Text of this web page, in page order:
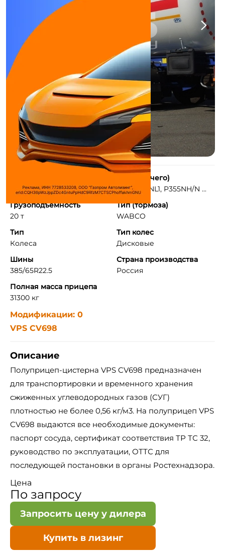
42 м³
Борт (из чего)
P460NH/NL1, P355NH/N ...
Грузоподъемность
20 т
Тип (тормоза)
WABCO
Тип
Колеса
Тип колес
Дисковые
Шины
385/65R22.5
Страна производства
Россия
Полная масса прицепа
31300 кг
Модификации: 0
VPS CV698
Описание
Полуприцеп-цистерна VPS CV698 предназначен
для транспортировки и временного хранения
сжиженных углеводородных газов (СУГ)
плотностью не более 0,56 кг/м3. На полуприцеп VPS
CV698 выдаются все необходимые документы:
паспорт сосуда, сертификат соответствия ТР ТС 32,
руководство по эксплуатации, ОТТС для
последующей постановки в органы Ростехнадзора.
Цена
По запросу
Запросить цену у дилера
Купить в лизинг